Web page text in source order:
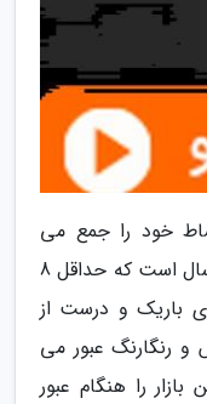
خود را جمع می
نمایند و سپس دوباره می چینند. 30 سال است که حداقل 8
قطار از یک مسیر 300 متری باریک و درست از
رنگارنگ عبور می
را هنگام عبور